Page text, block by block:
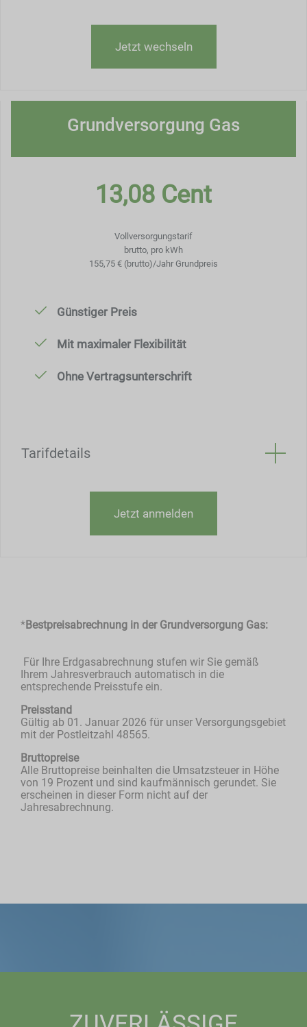
Jetzt wechseln
Grundversorgung Gas
13,08 Cent
Vollversorgungstarif
brutto, pro kWh
155,75 € (brutto)/Jahr Grundpreis
Günstiger Preis
Mit maximaler Flexibilität
Ohne Vertragsunterschrift
Tarifdetails
Jetzt anmelden
*Bestpreisabrechnung in der Grundversorgung Gas:
Für Ihre Erdgasabrechnung stufen wir Sie gemäß
Ihrem Jahresverbrauch automatisch in die
entsprechende Preisstufe ein.
Preisstand
Gültig ab 01. Januar 2026 für unser Versorgungsgebiet
mit der Postleitzahl 48565.
Bruttopreise
Alle Bruttopreise beinhalten die Umsatzsteuer in Höhe
von 19 Prozent und sind kaufmännisch gerundet. Sie
erscheinen in dieser Form nicht auf der
Jahresabrechnung.